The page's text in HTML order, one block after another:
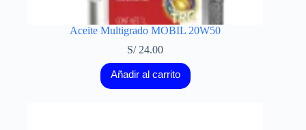
Aceite Multigrado MOBIL 20W50
S/24.00
Añadir al carrito